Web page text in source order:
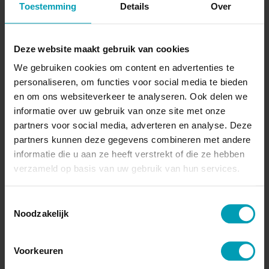
Toestemming Details Over
Deze website maakt gebruik van cookies
We gebruiken cookies om content en advertenties te
personaliseren, om functies voor social media te bieden
en om ons websiteverkeer te analyseren. Ook delen we
informatie over uw gebruik van onze site met onze
partners voor social media, adverteren en analyse. Deze
partners kunnen deze gegevens combineren met andere
informatie die u aan ze heeft verstrekt of die ze hebben
verzameld op basis van uw gebruik van hun services.
Noodzakelijk
Voorkeuren
GreenBion
Europa
Inhoud
20 Kg
Offerte aanvragen
producten ontvangen? Vraag direct een offerte
aan bij Bion.
VERZOEK VERZENDEN